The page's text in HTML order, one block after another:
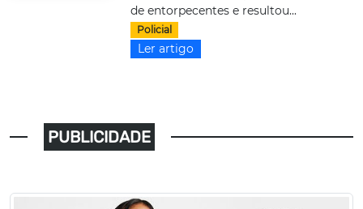
de entorpecentes e resultou...
Policial
Ler artigo
PUBLICIDADE